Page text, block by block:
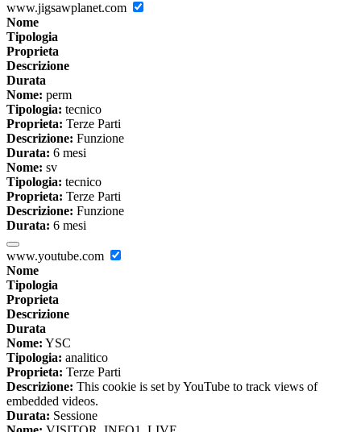
www.jigsawplanet.com
Nome
Tipologia
Proprieta
Descrizione
Durata
Nome: perm
Tipologia: tecnico
Proprieta: Terze Parti
Descrizione: Funzione
Durata: 6 mesi
Nome: sv
Tipologia: tecnico
Proprieta: Terze Parti
Descrizione: Funzione
Durata: 6 mesi
www.youtube.com
Nome
Tipologia
Proprieta
Descrizione
Durata
Nome: YSC
Tipologia: analitico
Proprieta: Terze Parti
Descrizione: This cookie is set by YouTube to track views of
embedded videos.
Durata: Sessione